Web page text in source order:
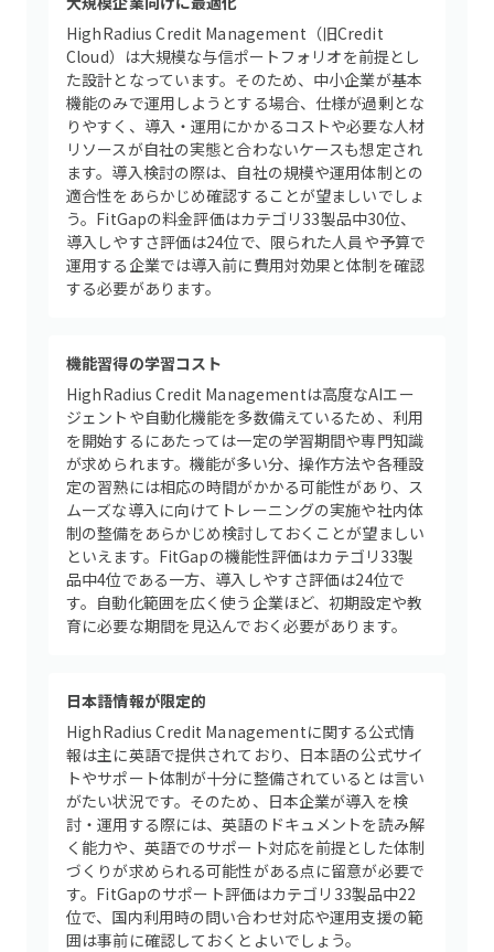
HighRadius Credit Management（旧Credit
Cloud）は大規模な与信ポートフォリオを前提とし
た設計となっています。そのため、中小企業が基本
機能のみで運用しようとする場合、仕様が過剰とな
りやすく、導入・運用にかかるコストや必要な人材
リソースが自社の実態と合わないケースも想定され
ます。導入検討の際は、自社の規模や運用体制との
適合性をあらかじめ確認することが望ましいでしょ
う。FitGapの料金評価はカテゴリ33製品中30位、
導入しやすさ評価は24位で、限られた人員や予算で
運用する企業では導入前に費用対効果と体制を確認
する必要があります。
機能習得の学習コスト
HighRadius Credit Managementは高度なAIエー
ジェントや自動化機能を多数備えているため、利用
を開始するにあたっては一定の学習期間や専門知識
が求められます。機能が多い分、操作方法や各種設
定の習熟には相応の時間がかかる可能性があり、ス
ムーズな導入に向けてトレーニングの実施や社内体
制の整備をあらかじめ検討しておくことが望ましい
といえます。FitGapの機能性評価はカテゴリ33製
品中4位である一方、導入しやすさ評価は24位で
す。自動化範囲を広く使う企業ほど、初期設定や教
育に必要な期間を見込んでおく必要があります。
日本語情報が限定的
HighRadius Credit Managementに関する公式情
報は主に英語で提供されており、日本語の公式サイ
トやサポート体制が十分に整備されているとは言い
がたい状況です。そのため、日本企業が導入を検
討・運用する際には、英語のドキュメントを読み解
く能力や、英語でのサポート対応を前提とした体制
づくりが求められる可能性がある点に留意が必要で
す。FitGapのサポート評価はカテゴリ33製品中22
位で、国内利用時の問い合わせ対応や運用支援の範
囲は事前に確認しておくとよいでしょう。